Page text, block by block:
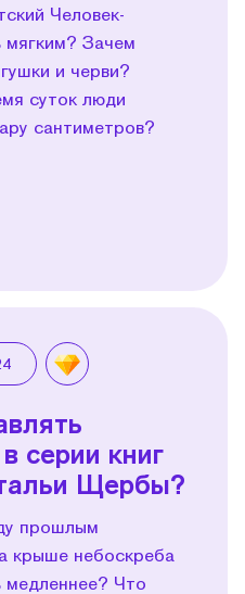
Человек-
мягким? Зачем
и черви?
суток люди
сантиметров?
серии книг
Щербы?
прошлым
крыше небоскреба
медленнее? Что